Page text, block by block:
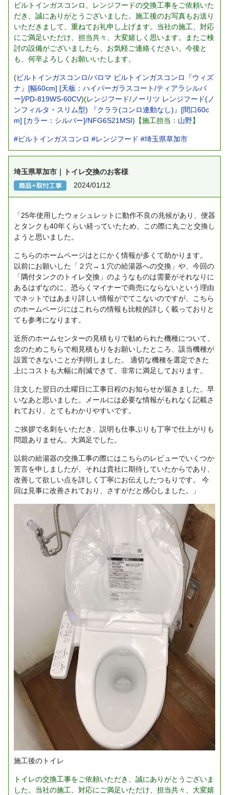
ビルトインガスコンロ、レンジフードの交換工事をご依頼いた
だき、誠にありがとうございました。施工後のお写真もお送り
いただきまして、重ねてお礼申し上げます。当社の施工、対応
にご満足いただけ、担当共々、大変嬉しく思います。またご検
討の設備がございましたら、お気軽ご連絡ください。今後と
も、何卒よろしくお願いいたします。
(ビルトインガスコンロ/パロマ ビルトインガスコンロ『ウィズ
ナ』[幅60cm] [天板：ハイパーガラスコート/ティアラシルバ
ー]/PD-819WS-60CV)(レンジフード/ノーリツ レンジフード(ノ
ンフィルタ・スリム型) 『クララ(コンロ連動なし)』[間口60c
m] [カラー：シルバー]/NFG6S21MSI)【施工担当： 山野】
#ビルトインガスコンロ #レンジフード #埼玉県草加市
埼玉県草加市｜トイレ交換のお客様
2024/01/12
「25年使用したウォシュレットに動作不良の兆候があり、便器
とタンクも40年くらい経っていたため、この際に丸ごと交換し
ようと思いました。
こちらのホームページはとにかく情報が多くて助かります。
以前にお願いした「２穴→１穴の給湯器への交換」や、今回の
「隅付タンクのトイレ交換」のようなものは需要がそれなりに
あるはずなのに、恐らくマイナーで商売にならないという理由
でネットではあまり詳しい情報がでてこないのですが、こちら
のホームページにはこれらの情報も比較的詳しく載っておりと
ても参考になります。
近所のホームセンターの見積もりで勧められた機種について、
念のためこちらで相見積もりをお願いしたところ、該当機種が
設置できないことが判明しました。
適切な機種を選定できた
上にコストも大幅に削減できて、非常に満足しております。
注文した翌日の土曜日に工事日程のお知らせが届きました。早
いなあと思いました。メールには必要な情報がもれなく記載さ
れており、とてもわかりやすいです。
ご挨拶で名刺をいただき、説明も仕事ぶりも丁寧で仕上がりも
問題ありません。大満足でした。
以前の給湯器の交換工事の際にはこちらのレビューでいくつか
苦言を申しましたが、それは貴社に期待していたからであり、
改善して欲しい点を詳しく丁寧にお伝えしたつもりです。
今
回は見事に改善されており、さすがだと感心しました。」
施工後のトイレ
トイレの交換工事をご依頼いただき、誠にありがとうございま
した。当社の施工、対応にご満足いただけ、担当共々、大変嬉